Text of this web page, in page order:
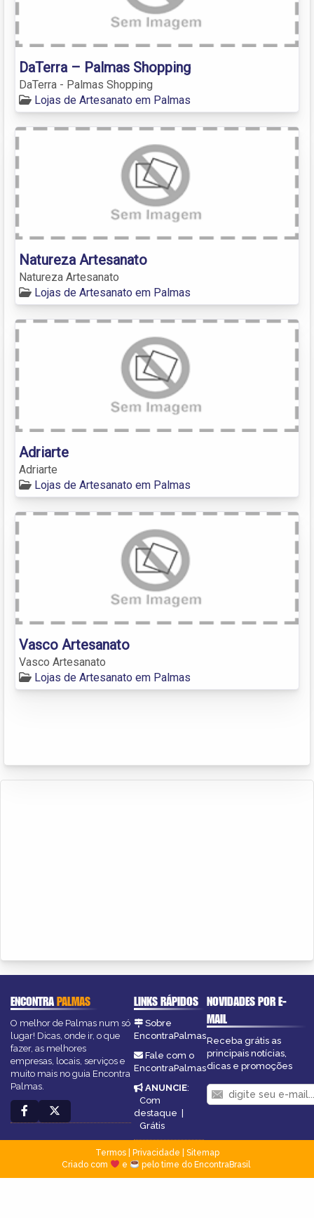
DaTerra – Palmas Shopping
DaTerra - Palmas Shopping
Lojas de Artesanato em Palmas
Natureza Artesanato
Natureza Artesanato
Lojas de Artesanato em Palmas
Adriarte
Adriarte
Lojas de Artesanato em Palmas
Vasco Artesanato
Vasco Artesanato
Lojas de Artesanato em Palmas
ENCONTRAPALMAS
O melhor de Palmas num só
lugar! Dicas, onde ir, o que
fazer, as melhores
empresas, locais, serviços e
muito mais no guia Encontra
Palmas.
LINKS RÁPIDOS
Sobre
EncontraPalmas
Fale com o
EncontraPalmas
ANUNCIE:
Com
destaque |
Grátis
NOVIDADES POR E-
MAIL
Receba grátis as
principais notícias,
dicas e promoções
Termos| Privacidade
Sitemap
Criado com
e pelo time do EncontraBrasil